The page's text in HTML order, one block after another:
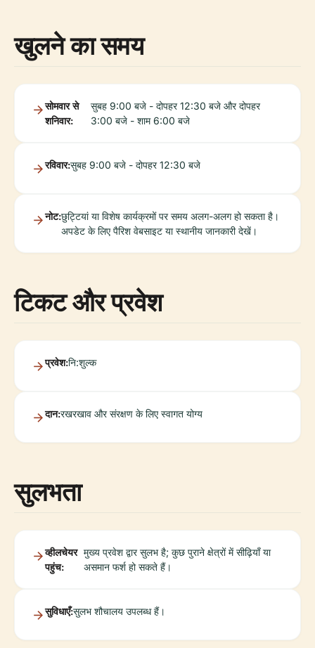
खुलने का समय
सोमवार से
शनिवार:
सुबह 9:00 बजे - दोपहर 12:30 बजे और दोपहर
3:00 बजे - शाम 6:00 बजे
रविवार:सुबह 9:00 बजे - दोपहर 12:30 बजे
नोट:छुट्टियां या विशेष कार्यक्रमों पर समय अलग-अलग हो सकता है।
अपडेट के लिए पैरिश वेबसाइट या स्थानीय जानकारी देखें।
टिकट और प्रवेश
प्रवेश:नि:शुल्क
दान:रखरखाव और संरक्षण के लिए स्वागत योग्य
सुलभता
व्हीलचेयर
पहुंच:
मुख्य प्रवेश द्वार सुलभ है; कुछ पुराने क्षेत्रों में सीढ़ियाँ या
असमान फर्श हो सकते हैं।
सुविधाएँ:सुलभ शौचालय उपलब्ध हैं।